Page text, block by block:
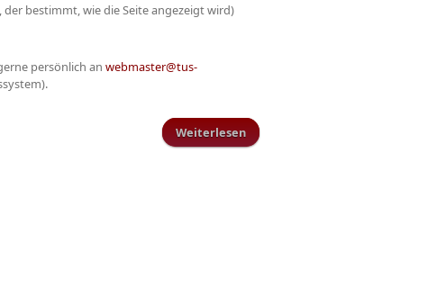
bestimmt, wie die Seite angezeigt wird)
persönlich an webmaster@tus-
Weiterlesen über Der Admin hat gebastelt